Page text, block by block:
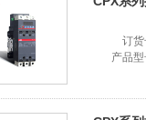
订货
产品型